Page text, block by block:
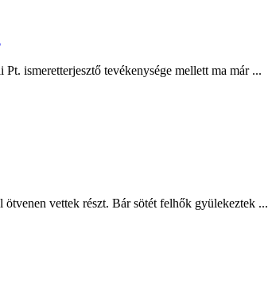
ismeretterjesztő tevékenysége mellett ma már ...
vettek részt. Bár sötét felhők gyülekeztek ...